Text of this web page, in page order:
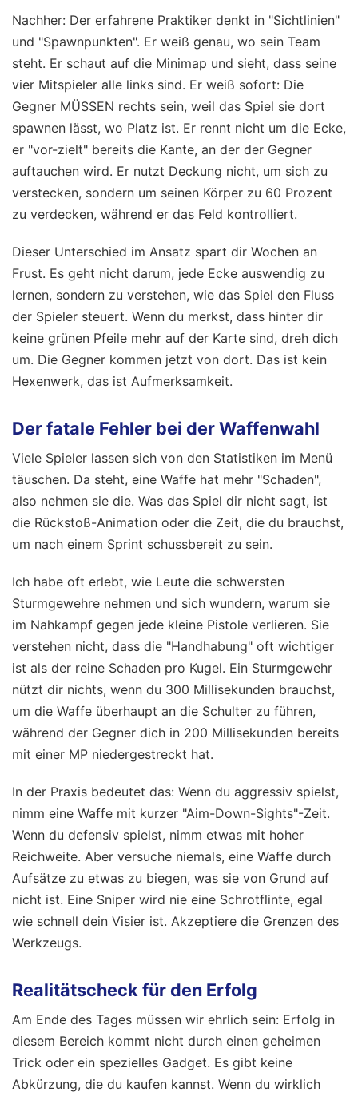
Nachher: Der erfahrene Praktiker denkt in "Sichtlinien"
und "Spawnpunkten". Er weiß genau, wo sein Team
steht. Er schaut auf die Minimap und sieht, dass seine
vier Mitspieler alle links sind. Er weiß sofort: Die
Gegner MÜSSEN rechts sein, weil das Spiel sie dort
spawnen lässt, wo Platz ist. Er rennt nicht um die Ecke,
er "vor-zielt" bereits die Kante, an der der Gegner
auftauchen wird. Er nutzt Deckung nicht, um sich zu
verstecken, sondern um seinen Körper zu 60 Prozent
zu verdecken, während er das Feld kontrolliert.
Dieser Unterschied im Ansatz spart dir Wochen an
Frust. Es geht nicht darum, jede Ecke auswendig zu
lernen, sondern zu verstehen, wie das Spiel den Fluss
der Spieler steuert. Wenn du merkst, dass hinter dir
keine grünen Pfeile mehr auf der Karte sind, dreh dich
um. Die Gegner kommen jetzt von dort. Das ist kein
Hexenwerk, das ist Aufmerksamkeit.
Der fatale Fehler bei der Waffenwahl
Viele Spieler lassen sich von den Statistiken im Menü
täuschen. Da steht, eine Waffe hat mehr "Schaden",
also nehmen sie die. Was das Spiel dir nicht sagt, ist
die Rückstoß-Animation oder die Zeit, die du brauchst,
um nach einem Sprint schussbereit zu sein.
Ich habe oft erlebt, wie Leute die schwersten
Sturmgewehre nehmen und sich wundern, warum sie
im Nahkampf gegen jede kleine Pistole verlieren. Sie
verstehen nicht, dass die "Handhabung" oft wichtiger
ist als der reine Schaden pro Kugel. Ein Sturmgewehr
nützt dir nichts, wenn du 300 Millisekunden brauchst,
um die Waffe überhaupt an die Schulter zu führen,
während der Gegner dich in 200 Millisekunden bereits
mit einer MP niedergestreckt hat.
In der Praxis bedeutet das: Wenn du aggressiv spielst,
nimm eine Waffe mit kurzer "Aim-Down-Sights"-Zeit.
Wenn du defensiv spielst, nimm etwas mit hoher
Reichweite. Aber versuche niemals, eine Waffe durch
Aufsätze zu etwas zu biegen, was sie von Grund auf
nicht ist. Eine Sniper wird nie eine Schrotflinte, egal
wie schnell dein Visier ist. Akzeptiere die Grenzen des
Werkzeugs.
Realitätscheck für den Erfolg
Am Ende des Tages müssen wir ehrlich sein: Erfolg in
diesem Bereich kommt nicht durch einen geheimen
Trick oder ein spezielles Gadget. Es gibt keine
Abkürzung, die du kaufen kannst. Wenn du wirklich